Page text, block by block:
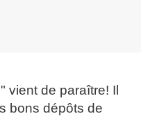
vient de paraître! Il
bons dépôts de